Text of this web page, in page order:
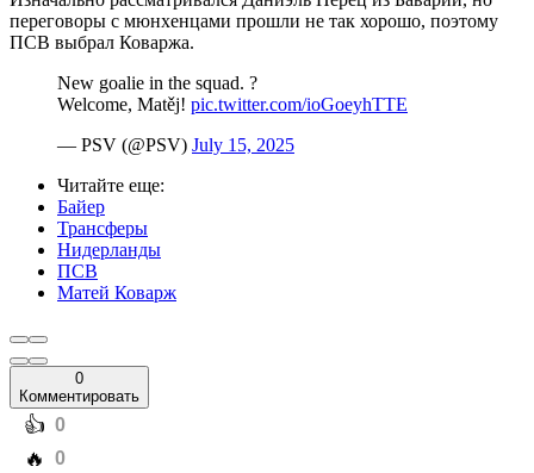
переговоры с мюнхенцами прошли не так хорошо, поэтому
ПСВ выбрал Коваржа.
New goalie in the squad. ?
Welcome, Matěj! pic.twitter.com/ioGoeyhTTE
— PSV (@PSV) July 15, 2025
Читайте еще:
Байер
Трансферы
Нидерланды
ПСВ
Матей Коварж
0
Комментировать
️👍 0
️🔥 0